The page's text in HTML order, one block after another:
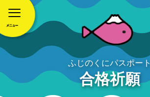
ふじのくにパスポート
合格祈願